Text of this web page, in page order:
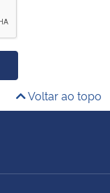
Voltar ao topo